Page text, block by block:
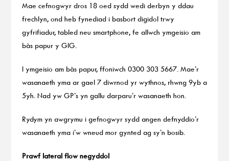
Mae cefnogwyr dros 18 oed sydd wedi derbyn y ddau
frechlyn, ond heb fynediad i basbort digidol trwy
gyfrifiadur, tabled neu smartphone, fe allwch ymgeisio am
bàs papur y GIG.
I ymgeisio am bàs papur, ffoniwch 0300 303 5667. Mae’r
wasanaeth yma ar gael 7 diwrnod yr wythnos, rhwng 9yb a
5yh. Nad yw GP’s yn gallu darparu’r wasanaeth hon.
Rydym yn awgrymu i gefnogwyr sydd angen defnyddio’r
wasanaeth yma i’w wneud mor gynted ag sy’n bosib.
Prawf lateral flow negyddol